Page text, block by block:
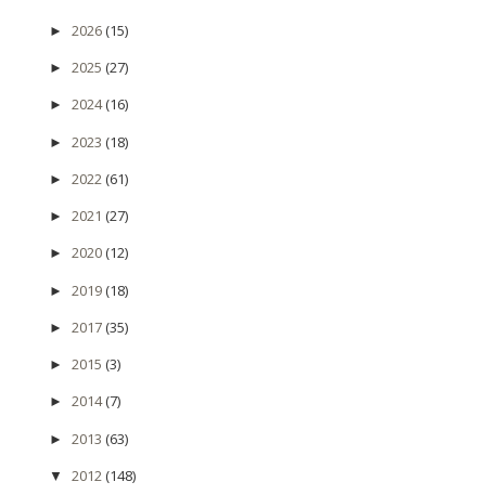
► 2026(15)
► 2025 (27)
► 2024(16)
► 2023 (18)
► 2022(61)
► 2021 (27)
► 2020(12)
► 2019(18)
► 2017(35)
► 2015 (3)
► 2014(7)
► 2013 (63)
▼ 2012(148)